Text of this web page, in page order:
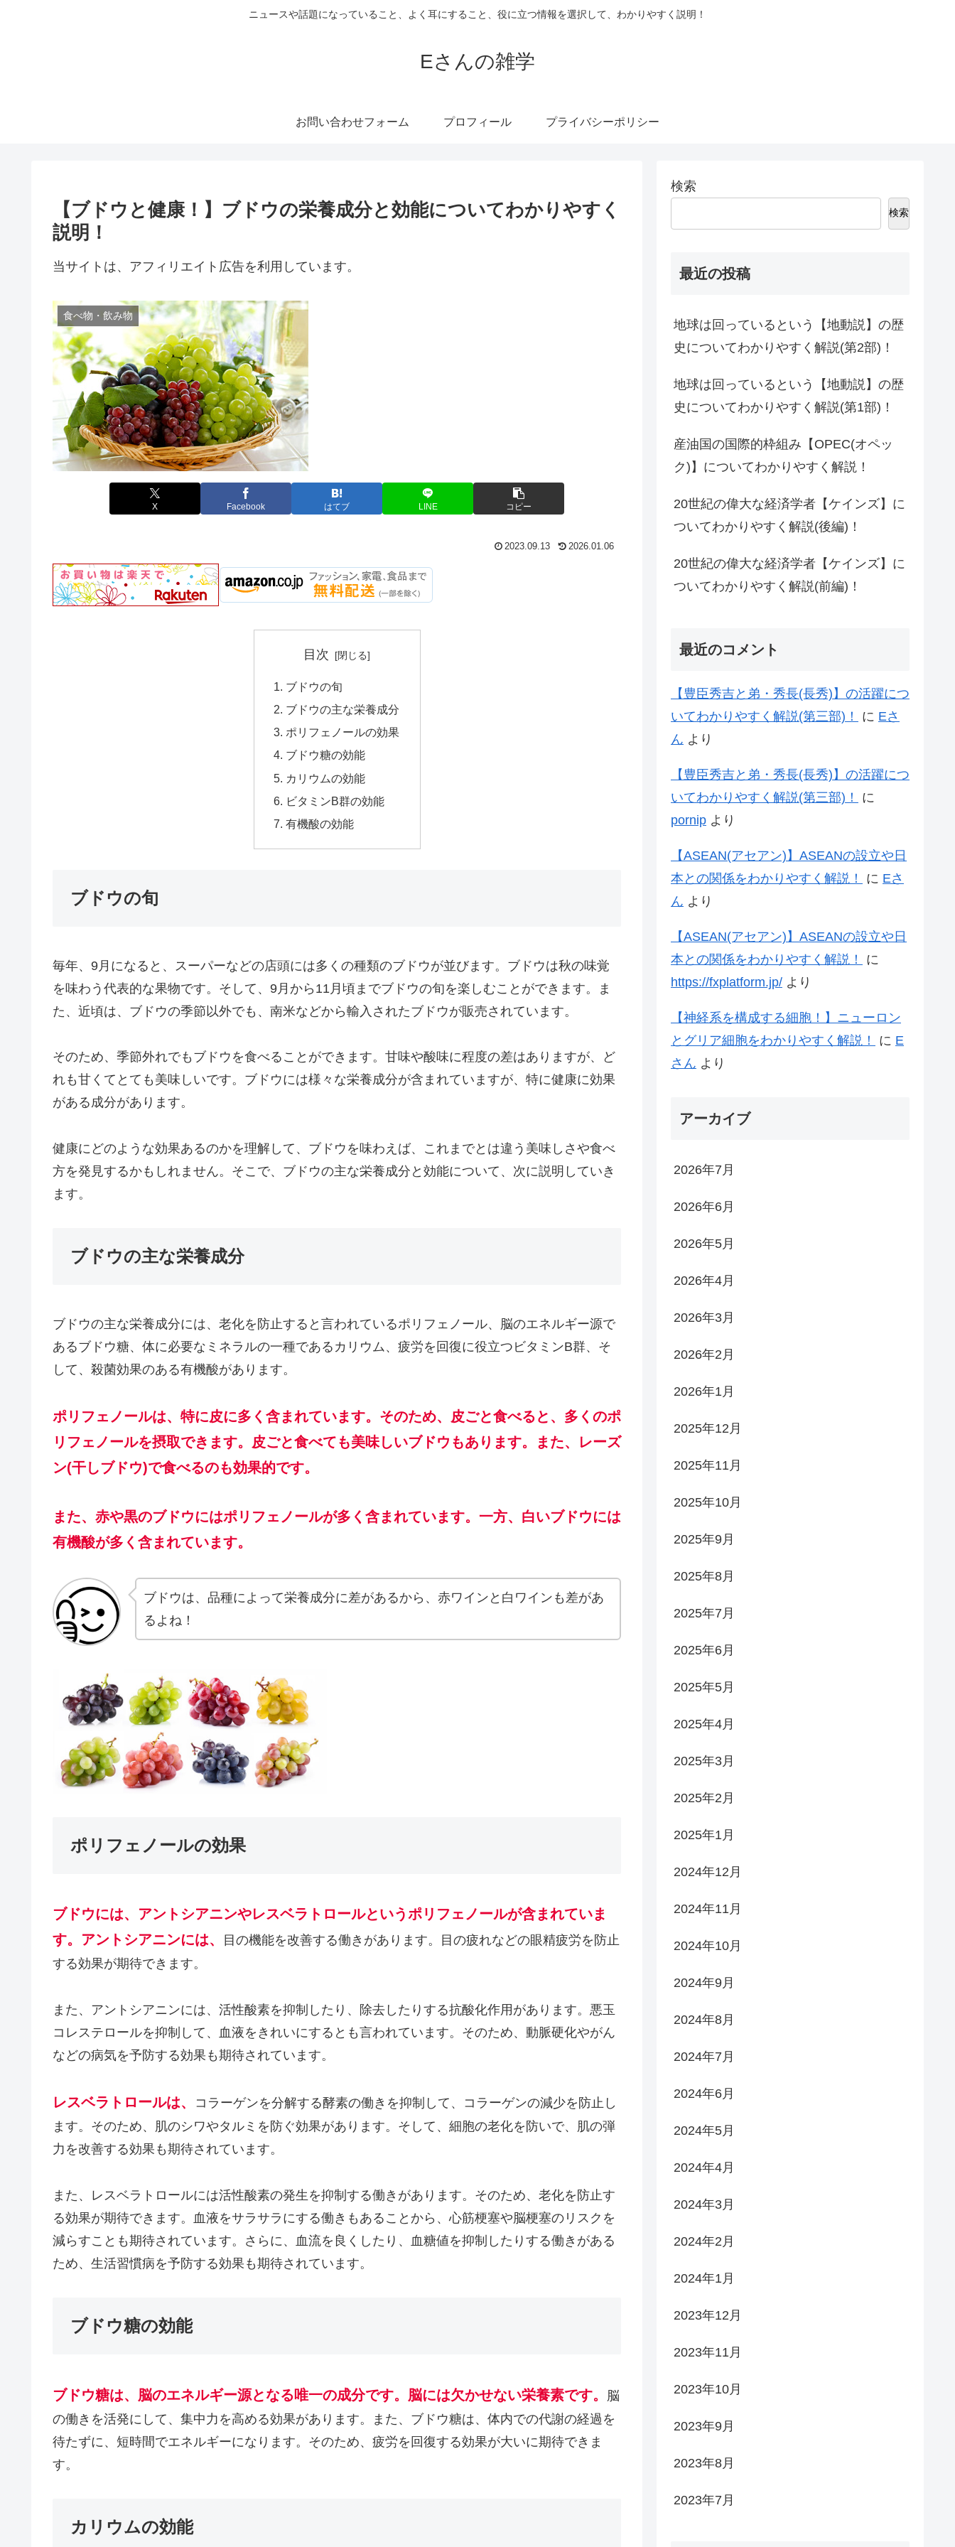
ニュースや話題になっていること、よく耳にすること、役に立つ情報を選択して、わかりやすく説明！
Eさんの雑学
お問い合わせフォーム プロフィール プライバシーポリシー
【ブドウと健康！】ブドウの栄養成分と効能についてわかりやすく
説明！
当サイトは、アフィリエイト広告を利用しています。
食べ物・飲み物
X Facebook はてブ LINE コピー
2023.09.13 2026.01.06
目次
ブドウの旬
ブドウの主な栄養成分
ポリフェノールの効果
ブドウ糖の効能
カリウムの効能
ビタミンB群の効能
有機酸の効能
ブドウの旬
毎年、9月になると、スーパーなどの店頭には多くの種類のブドウが並びます。ブドウは秋の味覚
を味わう代表的な果物です。そして、9月から11月頃までブドウの旬を楽しむことができます。ま
た、近頃は、ブドウの季節以外でも、南米などから輸入されたブドウが販売されています。
そのため、季節外れでもブドウを食べることができます。甘味や酸味に程度の差はありますが、ど
れも甘くてとても美味しいです。ブドウには様々な栄養成分が含まれていますが、特に健康に効果
がある成分があります。
健康にどのような効果あるのかを理解して、ブドウを味わえば、これまでとは違う美味しさや食べ
方を発見するかもしれません。そこで、ブドウの主な栄養成分と効能について、次に説明していき
ます。
ブドウの主な栄養成分
ブドウの主な栄養成分には、老化を防止すると言われているポリフェノール、脳のエネルギー源で
あるブドウ糖、体に必要なミネラルの一種であるカリウム、疲労を回復に役立つビタミンB群、そ
して、殺菌効果のある有機酸があります。
ポリフェノールは、特に皮に多く含まれています。そのため、皮ごと食べると、多くのポ
リフェノールを摂取できます。皮ごと食べても美味しいブドウもあります。また、レーズ
ン(干しブドウ)で食べるのも効果的です。
また、赤や黒のブドウにはポリフェノールが多く含まれています。一方、白いブドウには
有機酸が多く含まれています。
ブドウは、品種によって栄養成分に差があるから、赤ワインと白ワインも差があ
るよね！
ポリフェノールの効果
ブドウには、アントシアニンやレスベラトロールというポリフェノールが含まれていま
す。アントシアニンには、
目の機能を改善する働きがあります。目の疲れなどの眼精疲労を防止
する効果が期待できます。
また、アントシアニンには、活性酸素を抑制したり、除去したりする抗酸化作用があります。悪玉
コレステロールを抑制して、血液をきれいにするとも言われています。そのため、動脈硬化やがん
などの病気を予防する効果も期待されています。
レスベラトロールは、
コラーゲンを分解する酵素の働きを抑制して、コラーゲンの減少を防止し
ます。そのため、肌のシワやタルミを防ぐ効果があります。そして、細胞の老化を防いで、肌の弾
力を改善する効果も期待されています。
また、レスベラトロールには活性酸素の発生を抑制する働きがあります。そのため、老化を防止す
る効果が期待できます。血液をサラサラにする働きもあることから、心筋梗塞や脳梗塞のリスクを
減らすことも期待されています。さらに、血流を良くしたり、血糖値を抑制したりする働きがある
ため、生活習慣病を予防する効果も期待されています。
ブドウ糖の効能
ブドウ糖は、脳のエネルギー源となる唯一の成分です。脳には欠かせない栄養素です。
脳
の働きを活発にして、集中力を高める効果があります。また、ブドウ糖は、体内での代謝の経過を
待たずに、短時間でエネルギーになります。そのため、疲労を回復する効果が大いに期待できま
す。
カリウムの効能
検索
検索
最近の投稿
地球は回っているという【地動説】の歴
史についてわかりやすく解説(第2部)！
地球は回っているという【地動説】の歴
史についてわかりやすく解説(第1部)！
産油国の国際的枠組み【OPEC(オペッ
ク)】についてわかりやすく解説！
20世紀の偉大な経済学者【ケインズ】に
ついてわかりやすく解説(後編)！
20世紀の偉大な経済学者【ケインズ】に
ついてわかりやすく解説(前編)！
最近のコメント
【豊臣秀吉と弟・秀長(長秀)】の活躍につ
いてわかりやすく解説(第三部)！
に Eさ
ん より
【豊臣秀吉と弟・秀長(長秀)】の活躍につ
いてわかりやすく解説(第三部)！
に
pornip より
【ASEAN(アセアン)】ASEANの設立や日
本との関係をわかりやすく解説！
に Eさ
ん より
【ASEAN(アセアン)】ASEANの設立や日
本との関係をわかりやすく解説！
に
https://fxplatform.jp/ より
【神経系を構成する細胞！】ニューロン
とグリア細胞をわかりやすく解説！
に E
さん より
アーカイブ
2026年7月
2026年6月
2026年5月
2026年4月
2026年3月
2026年2月
2026年1月
2025年12月
2025年11月
2025年10月
2025年9月
2025年8月
2025年7月
2025年6月
2025年5月
2025年4月
2025年3月
2025年2月
2025年1月
2024年12月
2024年11月
2024年10月
2024年9月
2024年8月
2024年7月
2024年6月
2024年5月
2024年4月
2024年3月
2024年2月
2024年1月
2023年12月
2023年11月
2023年10月
2023年9月
2023年8月
2023年7月